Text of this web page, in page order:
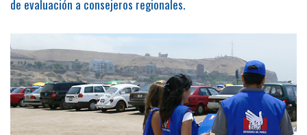
de evaluación a consejeros regionales.